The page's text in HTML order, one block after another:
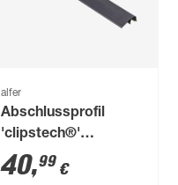
alfer
Abschlussprofil
'clipstech®'
Aluminium schwarz
1000 x 12,5 mm
40,99 €